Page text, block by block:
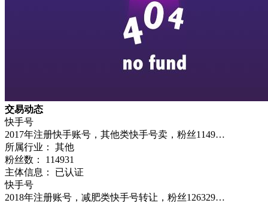
交易动态
快手号
2017年注册快手账号，其他类快手号卖，粉丝1149…
所属行业： 其他
粉丝数：
114931
主体信息： 已认证
快手号
2018年注册账号，减肥类快手号转让，粉丝126329…